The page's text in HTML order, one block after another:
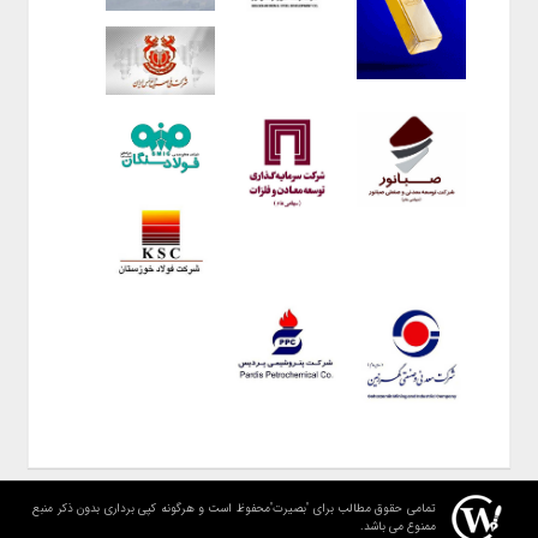
تمامی حقوق مطالب برای "بصیرت"محفوظ است و هرگونه کپی برداری بدون ذکر منبع
ممنوع می باشد.